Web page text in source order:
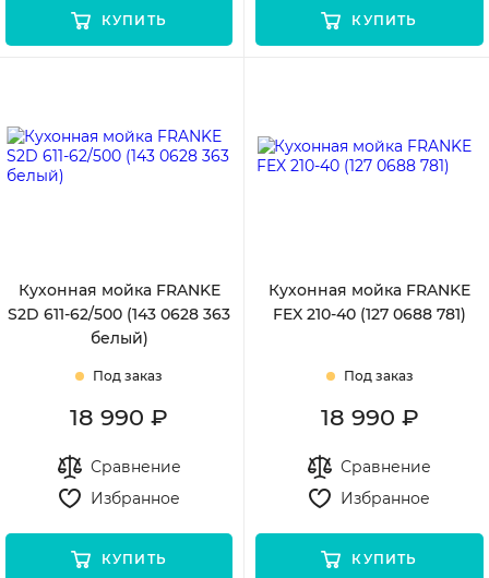
КУПИТЬ КУПИТЬ
Кухонная мойка FRANKE
S2D 611-62/500 (143 0628 363
белый)
Под заказ
18 990 ₽
Сравнение
Избранное
КУПИТЬ
Кухонная мойка FRANKE
FEX 210-40 (127 0688 781)
Под заказ
18 990 ₽
Сравнение
Избранное
КУПИТЬ